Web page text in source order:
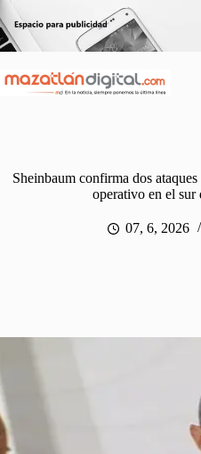
Saltar
al
contenido
Sheinbaum confirma dos
operativo en el sur
07, 6, 2026